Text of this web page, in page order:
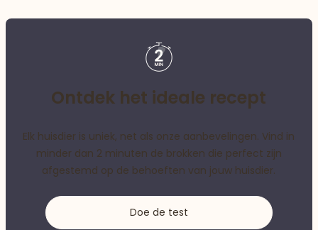
Ontdek het ideale recept
Elk huisdier is uniek, net als onze aanbevelingen. Vind in
minder dan 2 minuten de brokken die perfect zijn
afgestemd op de behoeften van jouw huisdier.
Doe de test